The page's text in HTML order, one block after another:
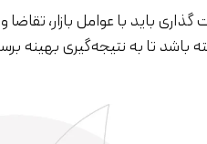
باید با عوامل بازار،
باشد تا به نتیجه‌گیری بهینه